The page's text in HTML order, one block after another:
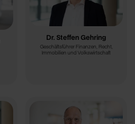
Dr. Steffen Gehring
Geschäftsführer Finanzen, Recht,
Immobilien und Volkswirtschaft